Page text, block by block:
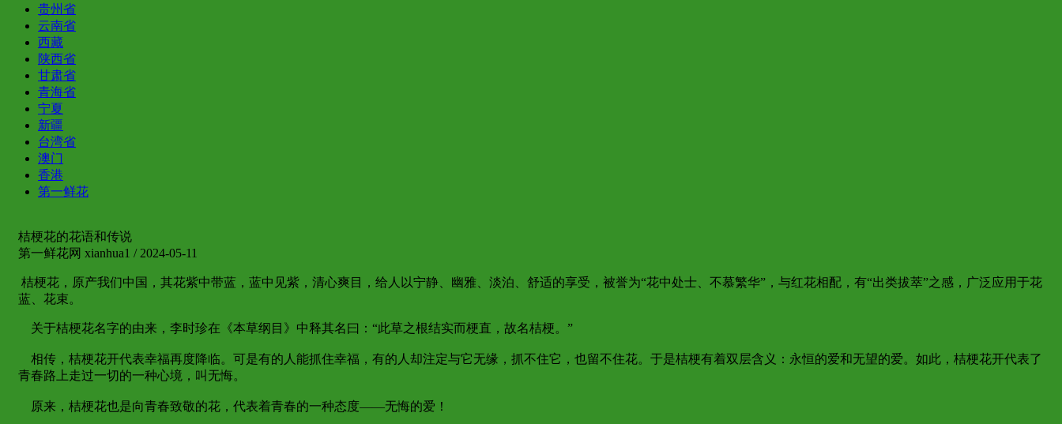
贵州省
云南省
西藏
陕西省
甘肃省
青海省
宁夏
新疆
台湾省
澳门
香港
第一鲜花
桔梗花的花语和传说
第一鲜花网 xianhua1 / 2024-05-11
桔梗花，原产我们中国，其花紫中带蓝，蓝中见紫，清心爽目，给人以宁静、幽雅、淡泊、舒适的享受，被誉为“花中处士、不慕繁华”，与红花相配，有“出类拔萃”之感，广泛应用于花
蓝、花束。
关于桔梗花名字的由来，李时珍在《本草纲目》中释其名曰：“此草之根结实而梗直，故名桔梗。”
相传，桔梗花开代表幸福再度降临。可是有的人能抓住幸福，有的人却注定与它无缘，抓不住它，也留不住花。于是桔梗有着双层含义：永恒的爱和无望的爱。如此，桔梗花开代表了
青春路上走过一切的一种心境，叫无悔。
原来，桔梗花也是向青春致敬的花，代表着青春的一种态度——无悔的爱！